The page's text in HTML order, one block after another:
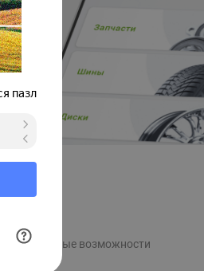
Рекламные возможности